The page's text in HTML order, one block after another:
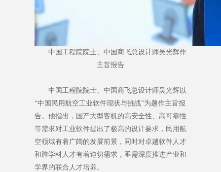
中国工程院院士、中国商飞总设计师吴光辉作
主旨报告
中国工程院院士、中国商飞总设计师吴光辉以
“中国民用航空工业软件现状与挑战”为题作主旨报
告。他指出，国产大型客机的高安全性、高可靠性
等需求对工业软件提出了极高的设计要求，民用航
空领域有着广阔的发展前景，同时对卓越软件人才
和跨学科人才有着迫切需求，亟需深度推进产业和
学界的联合人才培养。